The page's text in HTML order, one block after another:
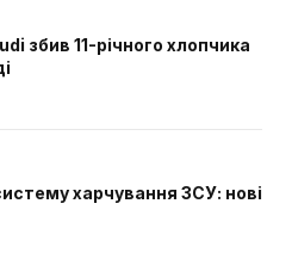
збив 11-річного хлопчика
харчування ЗСУ: нові